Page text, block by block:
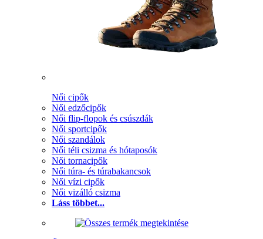
Női cipők
Női edzőcipők
Női flip-flopok és csúszdák
Női sportcipők
Női szandálok
Női téli csizma és hótaposók
Női tornacipők
Női túra- és túrabakancsok
Női vízi cipők
Női vizálló csizma
Láss többet...